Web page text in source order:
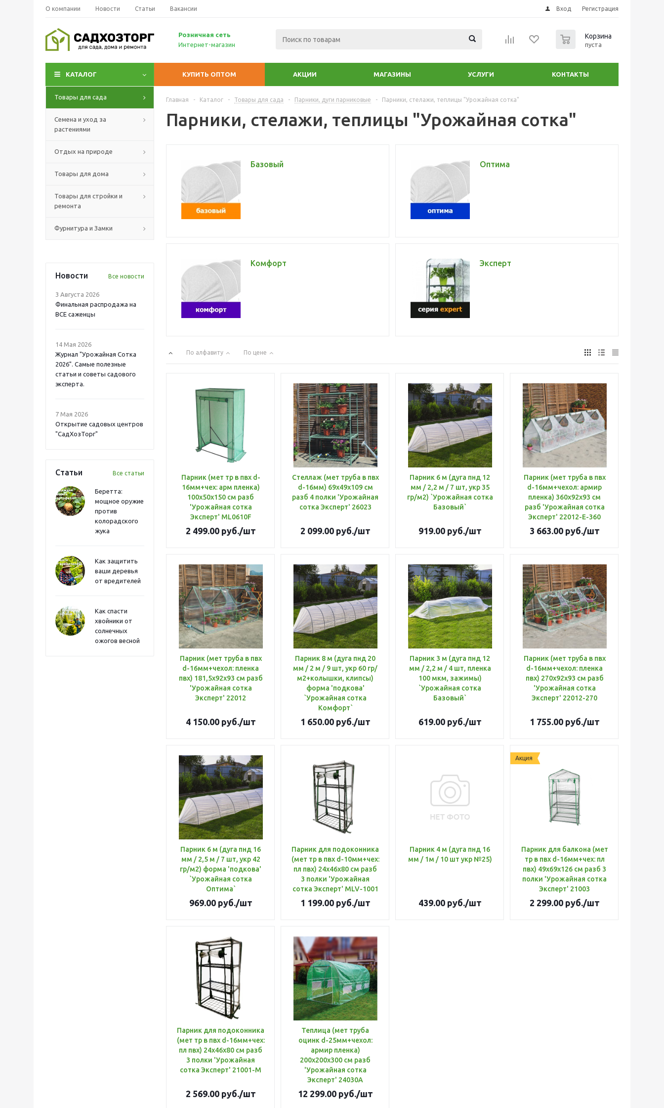
О компании Новости Статьи Вакансии Вход Регистрация
Розничная сеть
Интернет-магазин
Корзина
пуста
КАТАЛОГ КУПИТЬ ОПТОМ АКЦИИ МАГАЗИНЫ УСЛУГИ КОНТАКТЫ
Товары для сада
Семена и уход за
растениями
Отдых на природе
Товары для дома
Товары для стройки и
ремонта
Фурнитура и Замки
Новости Все новости
3 Августа 2026
Финальная распродажа на
ВСЕ саженцы
14 Мая 2026
Журнал "Урожайная Сотка
2026". Самые полезные
статьи и советы садового
эксперта.
7 Мая 2026
Открытие садовых центров
"СадХозТорг"
Статьи Все статьи
Беретта:
мощное оружие
против
колорадского
жука
Как защитить
ваши деревья
от вредителей
Как спасти
хвойники от
солнечных
ожогов весной
Главная - Каталог - Товары для сада - Парники, дуги парниковые - Парники, стелажи, теплицы "Урожайная сотка"
Парники, стелажи, теплицы "Урожайная сотка"
Базовый Оптима
Комфорт Эксперт
По алфавиту По цене
Парник (мет тр в пвх d-
16мм+чех: арм пленка)
100х50х150 см разб
'Урожайная сотка
Эксперт' ML0610F
2 499.00руб./шт
Стеллаж (мет труба в пвх
d-16мм) 69х49х109 см
разб 4 полки 'Урожайная
сотка Эксперт' 26023
2 099.00руб./шт
Парник 6 м (дуга пнд 12
мм / 2,2 м / 7 шт, укр 35
гр/м2) `Урожайная сотка
Базовый`
919.00руб./шт
Парник (мет труба в пвх
d-16мм+чехол: армир
пленка) 360х92х93 см
разб 'Урожайная сотка
Эксперт' 22012-Е-360
3 663.00руб./шт
Парник (мет труба в пвх
d-16мм+чехол: пленка
пвх) 181,5х92х93 см разб
'Урожайная сотка
Эксперт' 22012
4 150.00руб./шт
Парник 8 м (дуга пнд 20
мм / 2 м / 9 шт, укр 60 гр/
м2+колышки, клипсы)
форма 'подкова'
`Урожайная сотка
Комфорт`
1 650.00руб./шт
Парник 3 м (дуга пнд 12
мм / 2,2 м / 4 шт, пленка
100 мкм, зажимы)
`Урожайная сотка
Базовый`
619.00руб./шт
Парник (мет труба в пвх
d-16мм+чехол: пленка
пвх) 270х92х93 см разб
'Урожайная сотка
Эксперт' 22012-270
1 755.00руб./шт
Парник 6 м (дуга пнд 16
мм / 2,5 м / 7 шт, укр 42
гр/м2) форма 'подкова'
`Урожайная сотка
Оптима`
969.00руб./шт
Парник для подоконника
(мет тр в пвх d-10мм+чех:
пл пвх) 24х46х80 см разб
3 полки 'Урожайная
сотка Эксперт' MLV-1001
1 199.00руб./шт
Парник 4 м (дуга пнд 16
мм / 1м / 10 шт укр №25)
439.00руб./шт
Акция
Парник для балкона (мет
тр в пвх d-16мм+чех: пл
пвх) 49х69х126 см разб 3
полки 'Урожайная сотка
Эксперт' 21003
2 299.00руб./шт
Парник для подоконника
(мет тр в пвх d-16мм+чех:
пл пвх) 24х46х80 см разб
3 полки 'Урожайная
сотка Эксперт' 21001-М
2 569.00руб./шт
Теплица (мет труба
оцинк d-25мм+чехол:
армир пленка)
200х200х300 см разб
'Урожайная сотка
Эксперт' 24030A
12 299.00руб./шт